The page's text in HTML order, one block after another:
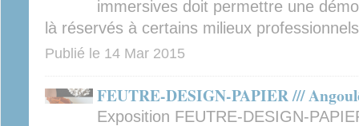
immersives doit permettre une
là réservés à certains milieux
Publié le 14 Mar 2015
FEUTRE-DESIGN-PAPIER ///
Exposition FEUTRE-DESIGN-